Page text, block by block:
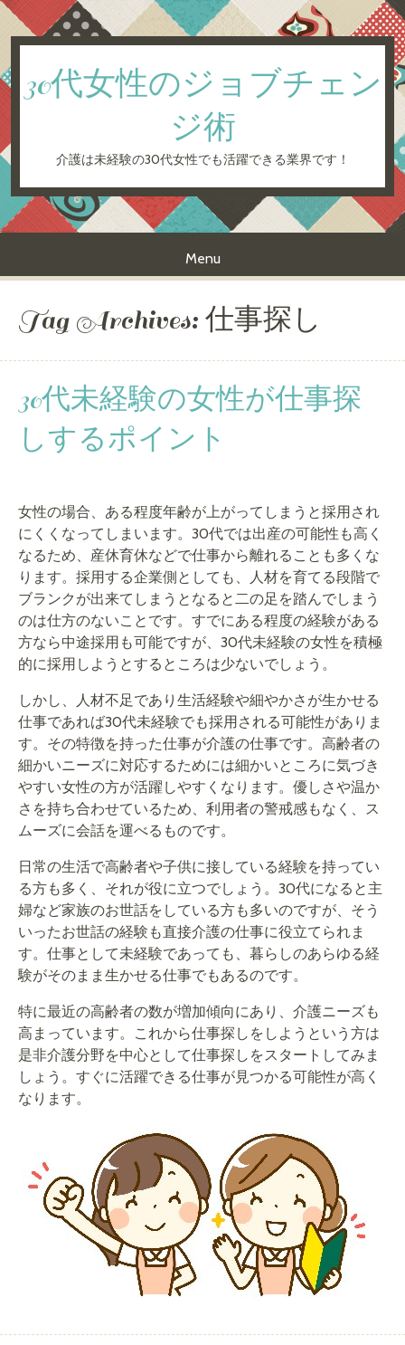
30代女性のジョブチェン
ジ術
介護は未経験の30代女性でも活躍できる業界です！
Menu
Skip to content
Tag Archives: 仕事探し
30代未経験の女性が仕事探
しするポイント
女性の場合、ある程度年齢が上がってしまうと採用され
にくくなってしまいます。30代では出産の可能性も高く
なるため、産休育休などで仕事から離れることも多くな
ります。採用する企業側としても、人材を育てる段階で
ブランクが出来てしまうとなると二の足を踏んでしまう
のは仕方のないことです。すでにある程度の経験がある
方なら中途採用も可能ですが、30代未経験の女性を積極
的に採用しようとするところは少ないでしょう。
しかし、人材不足であり生活経験や細やかさが生かせる
仕事であれば30代未経験でも採用される可能性がありま
す。その特徴を持った仕事が介護の仕事です。高齢者の
細かいニーズに対応するためには細かいところに気づき
やすい女性の方が活躍しやすくなります。優しさや温か
さを持ち合わせているため、利用者の警戒感もなく、ス
ムーズに会話を運べるものです。
日常の生活で高齢者や子供に接している経験を持ってい
る方も多く、それが役に立つでしょう。30代になると主
婦など家族のお世話をしている方も多いのですが、そう
いったお世話の経験も直接介護の仕事に役立てられま
す。仕事として未経験であっても、暮らしのあらゆる経
験がそのまま生かせる仕事でもあるのです。
特に最近の高齢者の数が増加傾向にあり、介護ニーズも
高まっています。これから仕事探しをしようという方は
是非介護分野を中心として仕事探しをスタートしてみま
しょう。すぐに活躍できる仕事が見つかる可能性が高く
なります。